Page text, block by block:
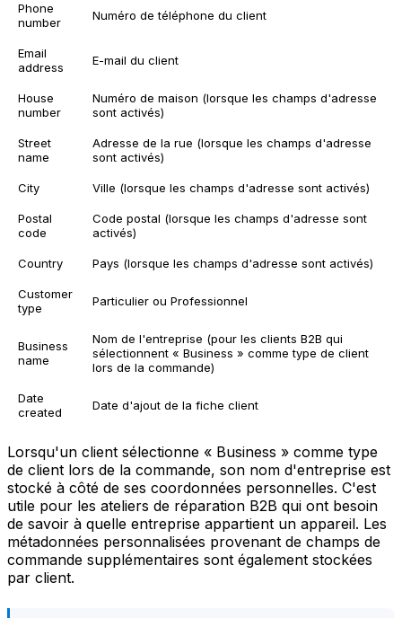
Phone
number
Numéro de téléphone du client
Email
address
E-mail du client
House
number
Numéro de maison (lorsque les champs d'adresse
sont activés)
Street
name
Adresse de la rue (lorsque les champs d'adresse
sont activés)
City Ville (lorsque les champs d'adresse sont activés)
Postal
code
Code postal (lorsque les champs d'adresse sont
activés)
Country Pays (lorsque les champs d'adresse sont activés)
Customer
type
Particulier ou Professionnel
Business
name
Nom de l'entreprise (pour les clients B2B qui
sélectionnent « Business » comme type de client
lors de la commande)
Date
created
Date d'ajout de la fiche client
Lorsqu'un client sélectionne « Business » comme type
de client lors de la commande, son nom d'entreprise est
stocké à côté de ses coordonnées personnelles. C'est
utile pour les ateliers de réparation B2B qui ont besoin
de savoir à quelle entreprise appartient un appareil. Les
métadonnées personnalisées provenant de champs de
commande supplémentaires sont également stockées
par client.